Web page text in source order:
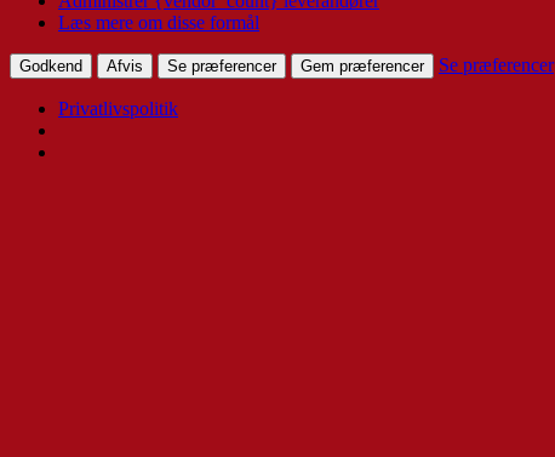
Læs mere om disse formål
Godkend Afvis Se præferencer Gem præferencer Se præferencer
Privatlivspolitik